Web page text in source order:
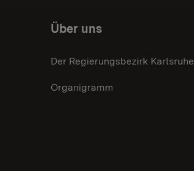
Über uns
Der Regierungsbezirk Karlsruhe
Organigramm